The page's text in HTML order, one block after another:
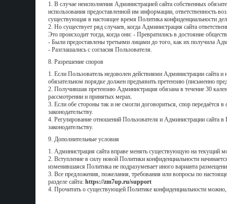
1. В случае неисполнения Администрацией сайта собственных
использования предоставленной им информации, ответственность
существующая в настоящее время Политика конфиденциальности
2. Но существует ряд случаев, когда Администрация сайта
Это происходит тогда, когда они: - Превратились в достояние
- Были предоставлены третьими лицами до того, как их получила
- Разглашались с согласия Пользователя.
8. Разрешение споров
1. Если Пользователь недоволен действиями Администрации сайта и
обязательном порядке должен предъявить претензию (письменно
2. Получившая претензию Администрация обязана в течение 30
рассмотрении и принятых мерах.
3. Если обе стороны так и не смогли договориться, спор передаётся
законодательству.
4. Регулирование отношений Пользователя и Администрации сайта
законодательству.
9. Дополнительные условия
1. Администрация сайта вправе менять существующую на текущий
2. Вступление в силу новой Политики конфиденциальности
изменившаяся Политика не подразумевает иного варианта
3. Все предложения, пожелания, требования или вопросы по
разделе сайта: https://zm7up.ru/support
4. Прочитать о существующей Политике конфиденциальности